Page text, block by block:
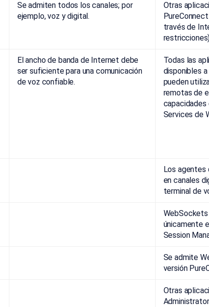
Se admiten todos los canales; por
ejemplo, voz y digital.
Otras
través de
El ancho de banda de Internet debe
ser suficiente para una comunicación
de voz confiable.
Todas las
disponibles
pueden
remotas de
capacidades
Services de
Los agentes
en canales
terminal de
únicamente
Session
Se admite
versión
Otras